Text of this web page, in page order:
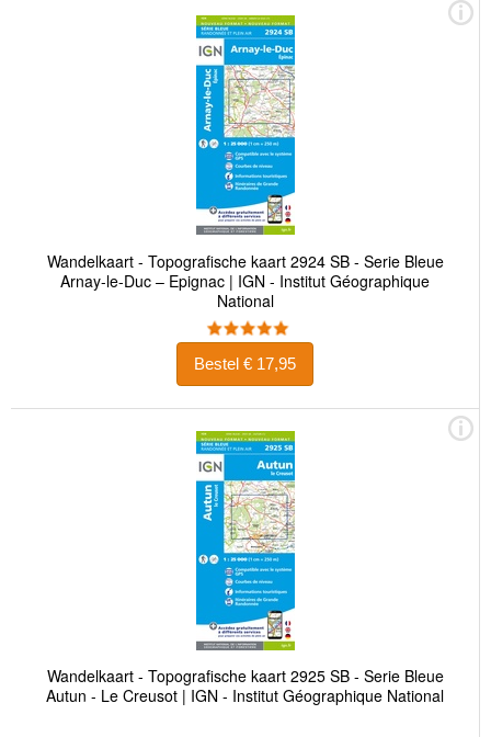
Wandelkaart - Topografische kaart 2924 SB - Serie Bleue
Arnay-le-Duc – Epignac | IGN - Institut Géographique
National
Bestel € 17,95
Wandelkaart - Topografische kaart 2925 SB - Serie Bleue
Autun - Le Creusot | IGN - Institut Géographique National